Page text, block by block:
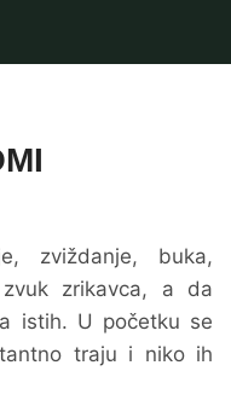
zviždanje, buka,
zrikavca, a da
istih. U početku se
traju i niko ih